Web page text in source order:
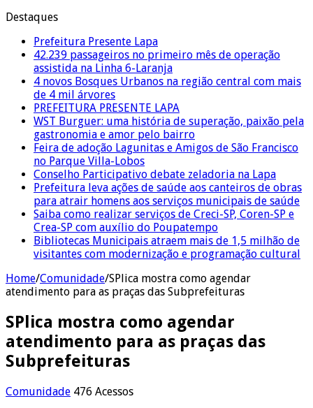
Destaques
Prefeitura Presente Lapa
42.239 passageiros no primeiro mês de operação
assistida na Linha 6-Laranja
4 novos Bosques Urbanos na região central com mais
de 4 mil árvores
PREFEITURA PRESENTE LAPA
WST Burguer: uma história de superação, paixão pela
gastronomia e amor pelo bairro
Feira de adoção Lagunitas e Amigos de São Francisco
no Parque Villa-Lobos
Conselho Participativo debate zeladoria na Lapa
Prefeitura leva ações de saúde aos canteiros de obras
para atrair homens aos serviços municipais de saúde
Saiba como realizar serviços de Creci-SP, Coren-SP e
Crea-SP com auxílio do Poupatempo
Bibliotecas Municipais atraem mais de 1,5 milhão de
visitantes com modernização e programação cultural
Home/Comunidade/SPlica mostra como agendar
atendimento para as praças das Subprefeituras
SPlica mostra como agendar
atendimento para as praças das
Subprefeituras
Comunidade 476 Acessos